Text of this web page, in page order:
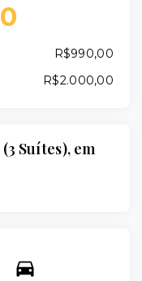
R$990,00
R$2.000,00
Suítes), em